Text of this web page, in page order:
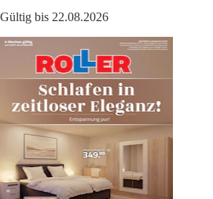
Gültig bis 22.08.2026